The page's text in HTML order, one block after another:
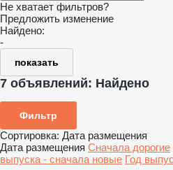
Не хватает фильтров?
Предложить изменение
Найдено:
-
показать
7 объявлений: Найдено
Фильтр
Сортировка: Дата размещения
Дата размещения Сначала дорогие
выпуска - сначала новые Год